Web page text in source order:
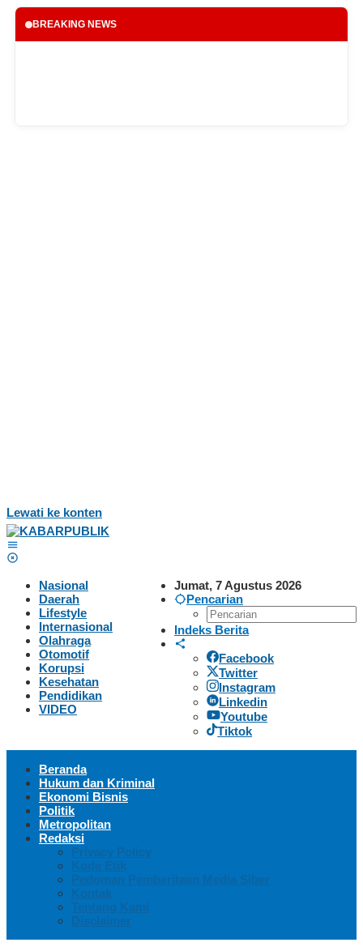
BREAKING NEWS
Lewati ke konten
Jumat, 7 Agustus 2026
Pencarian
Indeks Berita
Facebook
Twitter
Instagram
Linkedin
Youtube
Tiktok
Nasional
Daerah
Lifestyle
Internasional
Olahraga
Otomotif
Korupsi
Kesehatan
Pendidikan
VIDEO
Beranda
Hukum dan Kriminal
Ekonomi Bisnis
Politik
Metropolitan
Redaksi
Privacy Policy
Kode Etik
Pedoman Pemberitaan Media Siber
Kontak
Tentang Kami
Disclaimer